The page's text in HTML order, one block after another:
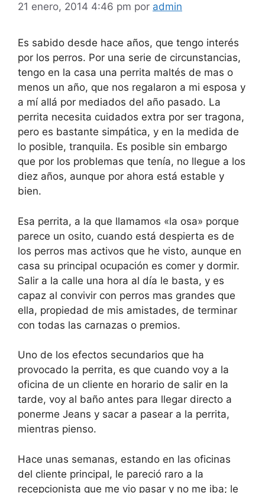
21 enero, 2014 4:46 pm por admin
Es sabido desde hace años, que tengo interés
por los perros. Por una serie de circunstancias,
tengo en la casa una perrita maltés de mas o
menos un año, que nos regalaron a mi esposa y
a mí allá por mediados del año pasado. La
perrita necesita cuidados extra por ser tragona,
pero es bastante simpática, y en la medida de
lo posible, tranquila. Es posible sin embargo
que por los problemas que tenía, no llegue a los
diez años, aunque por ahora está estable y
bien.
Esa perrita, a la que llamamos «la osa» porque
parece un osito, cuando está despierta es de
los perros mas activos que he visto, aunque en
casa su principal ocupación es comer y dormir.
Salir a la calle una hora al día le basta, y es
capaz al convivir con perros mas grandes que
ella, propiedad de mis amistades, de terminar
con todas las carnazas o premios.
Uno de los efectos secundarios que ha
provocado la perrita, es que cuando voy a la
oficina de un cliente en horario de salir en la
tarde, voy al baño antes para llegar directo a
ponerme Jeans y sacar a pasear a la perrita,
mientras pienso.
Hace unas semanas, estando en las oficinas
del cliente principal, le pareció raro a la
recepcionista que me vio pasar y no me iba; le